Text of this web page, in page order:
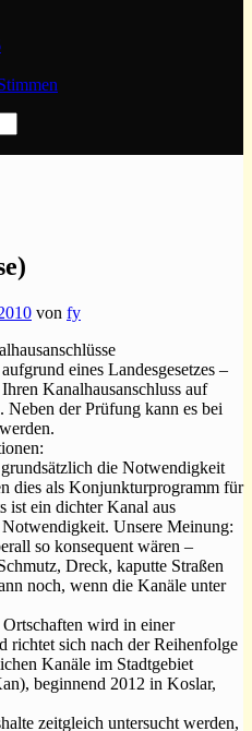
von fy
eines Landesgesetzes –
Kanalhausanschluss auf
der Prüfung kann es bei
die Notwendigkeit
dies als Konjunkturprogramm für
ist ein dichter Kanal aus
Unsere Meinung:
so konsequent wären –
Dreck, kaputte Straßen
noch, wenn die Kanäle unter
wird in einer
richtet sich nach der Reihenfolge
Kanäle im Stadtgebiet
beginnend 2012 in Koslar,
zeitgleich untersucht werden,